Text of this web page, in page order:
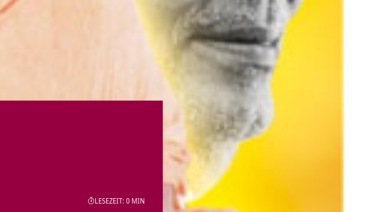
LESEZEIT: 0 MIN